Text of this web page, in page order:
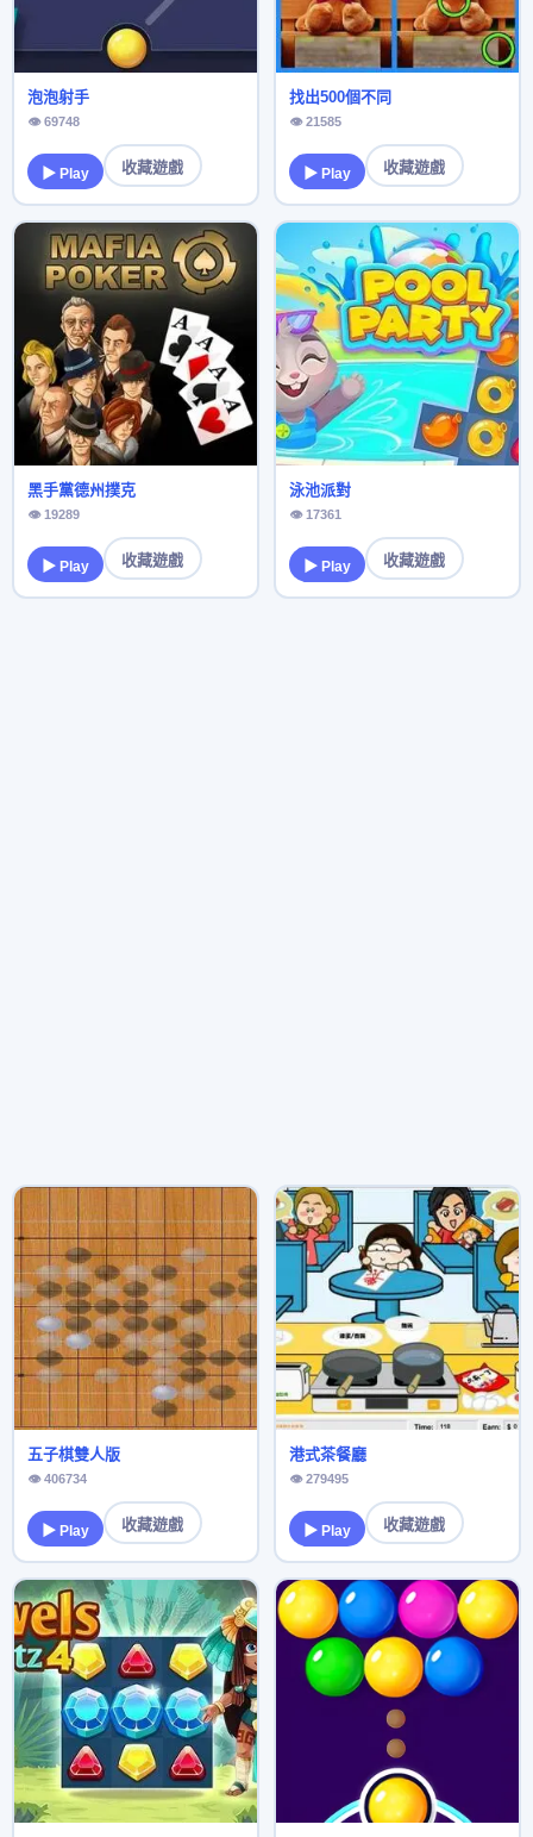
泡泡射手
👁 69748
▶ Play 收藏遊戲
找出500個不同
👁 21585
▶ Play 收藏遊戲
黑手黨德州撲克
👁 19289
▶ Play 收藏遊戲
泳池派對
👁 17361
▶ Play 收藏遊戲
五子棋雙人版
👁 406734
▶ Play 收藏遊戲
港式茶餐廳
👁 279495
▶ Play 收藏遊戲